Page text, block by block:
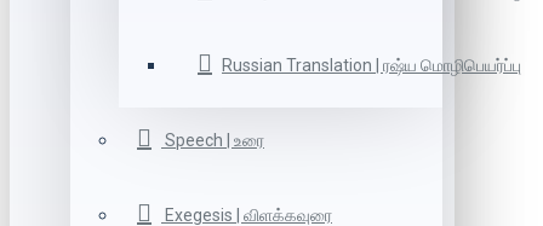
Russian Translation | ரஷ்ய மொழிபெயர்ப்பு
Speech | உரை
Exegesis | விளக்கவுரை